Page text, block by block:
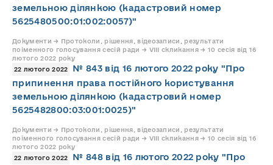
земельною ділянкою (кадастровий номер
5625480500:01:002:0057)"
Документи → Протоколи, рішення, відеозаписи, результати
поіменного голосування сесій ради → VIII скликання → 10 сесія від 16
лютого 2022 року
22 лютого 2022
№ 843 від 16 лютого 2022 року "Про
припинення права постійного користування
земельною ділянкою (кадастровий номер
5625482800:03:001:0025)"
Документи → Протоколи, рішення, відеозаписи, результати
поіменного голосування сесій ради → VIII скликання → 10 сесія від 16
лютого 2022 року
22 лютого 2022
№ 848 від 16 лютого 2022 року "Про